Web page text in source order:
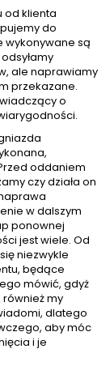
od klienta
do
wykonywane są
ale naprawiamy
przekazane.
o
oddaniem
czy działa on
w dalszym
ponownej
jest wiele. Od
niezwykle
będące
mówić, gdyż
również my
dlatego
aby móc
i je